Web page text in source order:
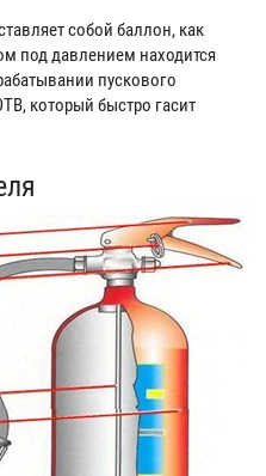
собой баллон, как
под давлением находится
пускового
который быстро гасит